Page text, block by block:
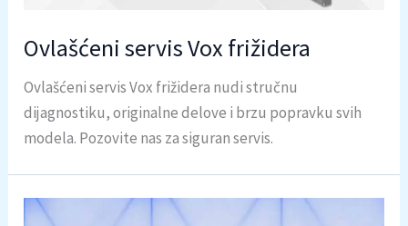
Ovlašćeni servis Vox frižidera
Ovlašćeni servis Vox frižidera nudi stručnu
dijagnostiku, originalne delove i brzu popravku svih
modela. Pozovite nas za siguran servis.